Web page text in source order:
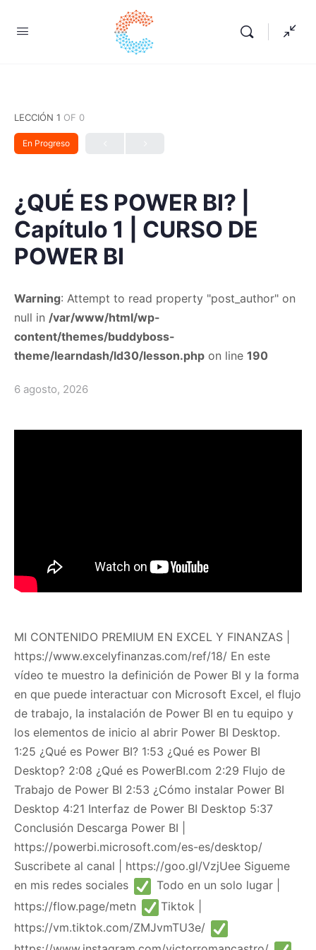
LECCIÓN 1 OF 0
En Progreso
¿QUÉ ES POWER BI? |
Capítulo 1 | CURSO DE
POWER BI
Warning: Attempt to read property "post_author" on
null in /var/www/html/wp-
content/themes/buddyboss-
theme/learndash/ld30/lesson.php on line 190
6 agosto, 2026
MI CONTENIDO PREMIUM EN EXCEL Y FINANZAS |
https://www.excelyfinanzas.com/ref/18/ En este
vídeo te muestro la definición de Power BI y la forma
en que puede interactuar con Microsoft Excel, el flujo
de trabajo, la instalación de Power BI en tu equipo y
los elementos de inicio al abrir Power BI Desktop.
1:25 ¿Qué es Power BI? 1:53 ¿Qué es Power BI
Desktop? 2:08 ¿Qué es PowerBI.com 2:29 Flujo de
Trabajo de Power BI 2:53 ¿Cómo instalar Power BI
Desktop 4:21 Interfaz de Power BI Desktop 5:37
Conclusión Descarga Power BI |
https://powerbi.microsoft.com/es-es/desktop/
Suscribete al canal | https://goo.gl/VzjUee Sigueme
en mis redes sociales
Todo en un solo lugar |
https://flow.page/metn
Tiktok |
https://vm.tiktok.com/ZMJvmTU3e/